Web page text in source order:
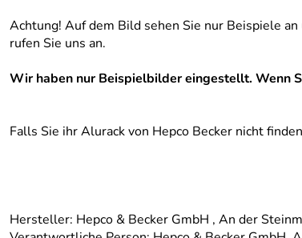
Achtung! Auf dem Bild sehen Sie nur Beispiele
rufen Sie uns an.
Wir haben nur Beispielbilder eingestellt. Wenn
Falls Sie ihr Alurack von Hepco Becker nicht
Hersteller: Hepco & Becker GmbH , An der